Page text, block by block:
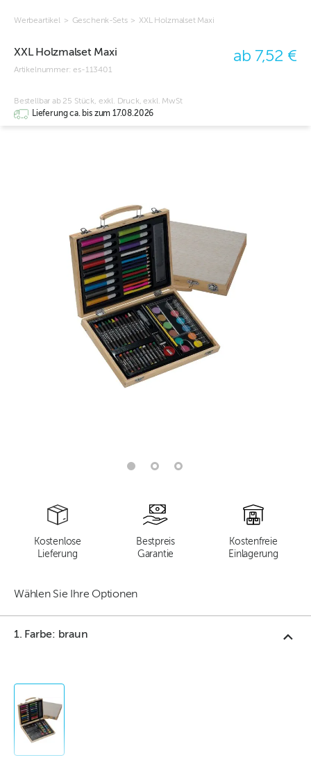
Werbeartikel > Geschenk-Sets > XXL Holzmalset Maxi
XXL Holzmalset Maxi
Artikelnummer:es-113401
ab 7,52 €
Bestellbar ab 25 Stück, exkl. Druck, exkl. MwSt
Lieferung ca. bis zum 17.08.2026
Kostenlose
Lieferung
Bestpreis
Garantie
Kostenfreie
Einlagerung
Wählen Sie Ihre Optionen
1. Farbe: braun